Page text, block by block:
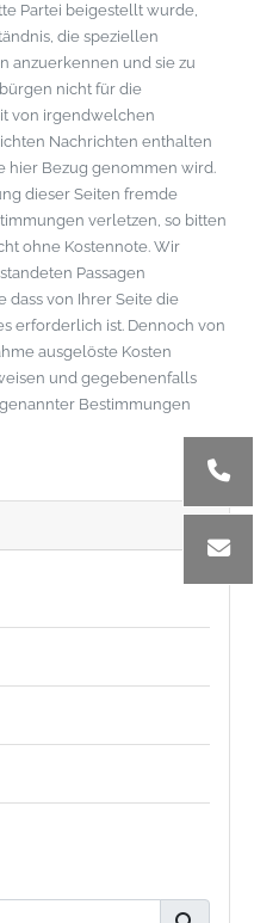
Partei beigestellt wurde,
die speziellen
anzuerkennen und sie zu
nicht für die
von irgendwelchen
Nachrichten enthalten
hier Bezug genommen wird.
dieser Seiten fremde
verletzen, so bitten
ohne Kostennote. Wir
Passagen
von Ihrer Seite die
erforderlich ist. Dennoch von
ausgelöste Kosten
und gegebenenfalls
Bestimmungen